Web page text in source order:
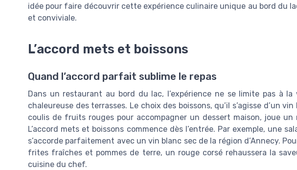
idée pour faire découvrir cette expérience culinaire unique au bord du
et conviviale.
L’accord mets et boissons
Quand l’accord parfait sublime le repas
Dans un restaurant au bord du lac, l’expérience ne se limite pas à la
chaleureuse des terrasses. Le choix des boissons, qu’il s’agisse d’un
coulis de fruits rouges pour accompagner un dessert maison, joue
L’accord mets et boissons commence dès l’entrée. Par exemple, une
s’accorde parfaitement avec un vin blanc sec de la région d’Annecy.
frites fraîches et pommes de terre, un rouge corsé rehaussera la
cuisine du chef.